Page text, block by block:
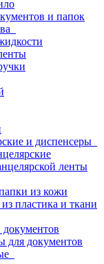
и папок
и диспенсеры
ленты
из кожи
пластика и ткани
для документов